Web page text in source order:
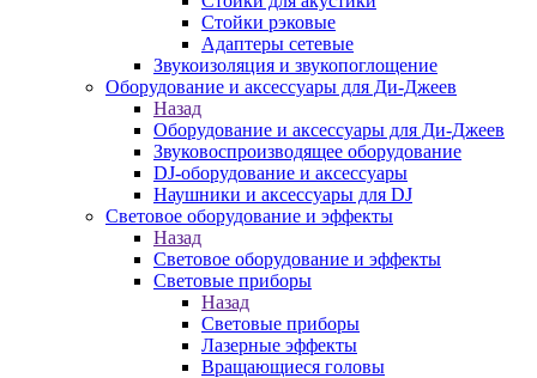
Стойки рэковые
Адаптеры сетевые
Звукоизоляция и звукопоглощение
Оборудование и аксессуары для Ди-Джеев
Назад
Оборудование и аксессуары для Ди-Джеев
Звуковоспроизводящее оборудование
DJ-оборудование и аксессуары
Наушники и аксессуары для DJ
Световое оборудование и эффекты
Назад
Световое оборудование и эффекты
Световые приборы
Назад
Световые приборы
Лазерные эффекты
Вращающиеся головы